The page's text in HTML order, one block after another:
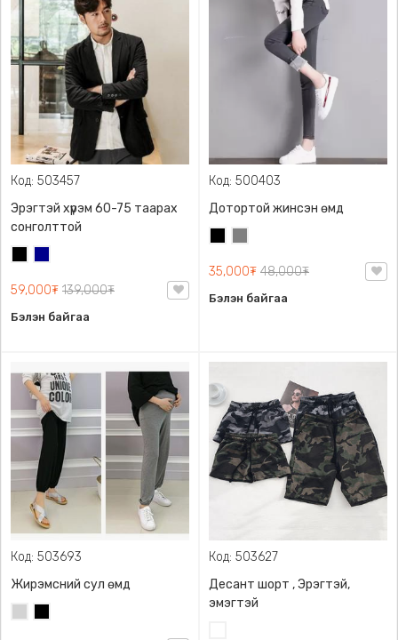
Код: 503457
Эрэгтэй хүрэм 60-75 таарах
сонголттой
59,000₮ 139,000₮
Бэлэн байгаа
Код: 500403
Дотортой жинсэн өмд
35,000₮ 48,000₮
Бэлэн байгаа
Код: 503693
Жирэмсний сул өмд
Код: 503627
Десант шорт , Эрэгтэй,
эмэгтэй